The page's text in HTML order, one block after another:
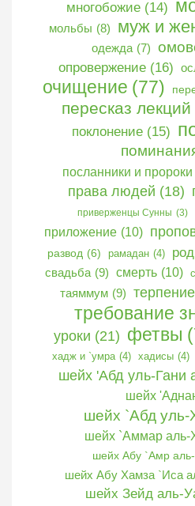
многобожие (14)
мольбы (8) муж и
одежда (7)
опровержение (16)
очищение (77)
пересказ лекций
поклонение (15)
посланники и пророки
права людей (18)
приверженцы Сунны (3)
приложение (10)
развод (6) рамадан (4)
свадьба (9) смерть (10)
таяммум (9) терпение
требование
уроки (21) фетвы
хадж и `умра (4) хадисы (4)
шейх 'Абд уль-Гани
шейх
шейх `Абд
шейх `Аммар аль-
шейх Абу `Амр
шейх Абу Хамза `Иса
шейх Зейд аль-